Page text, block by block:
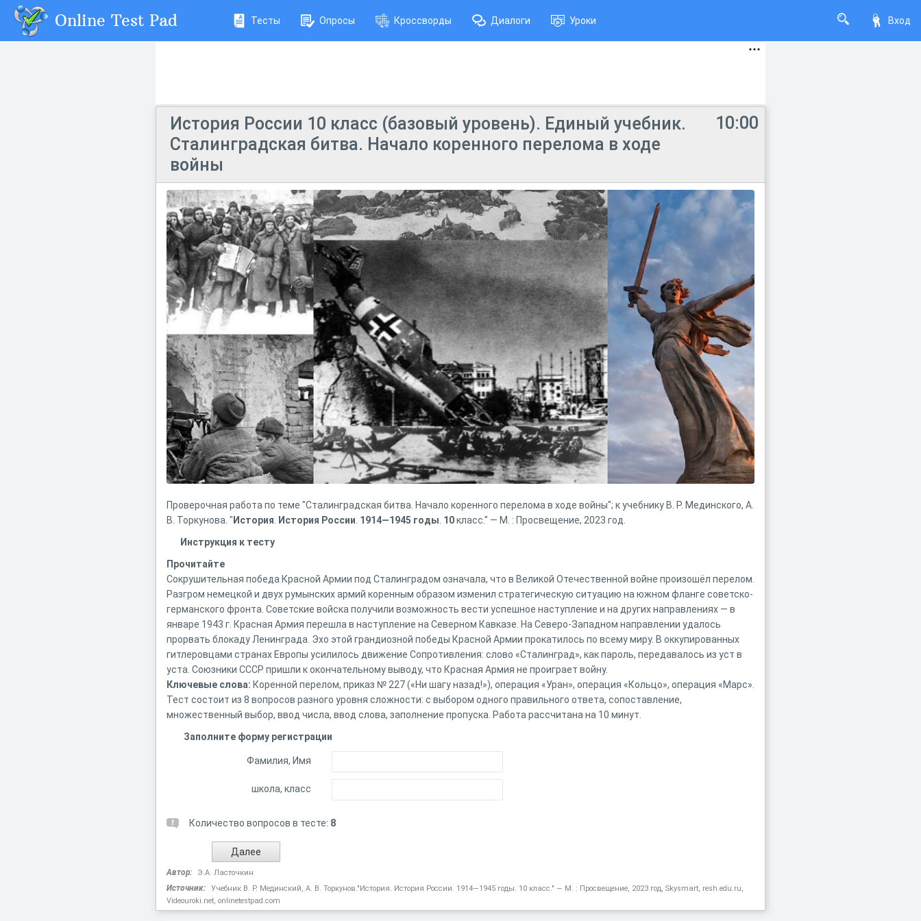
Вход
Online Test Pad Тесты Опросы Кроссворды Диалоги Уроки
10:00
История России 10 класс (базовый уровень). Единый учебник.
Сталинградская битва. Начало коренного перелома в ходе
войны
Проверочная работа по теме "Сталинградская битва. Начало коренного перелома в ходе войны"; к учебнику В. Р. Мединского, А.
В. Торкунова. " История История России 1914—1945 годы 10класс." — М. : Просвещение, 2023 год.
Инструкция к тесту
Прочитайте
Сокрушительная победа Красной Армии под Сталинградом означала, что в Великой Отечественной войне произошёл перелом.
Разгром немецкой и двух румынских армий коренным образом изменил стратегическую ситуацию на южном фланге советско-
германского фронта. Советские войска получили возможность вести успешное наступление и на других направлениях — в
январе 1943 г. Красная Армия перешла в наступление на Северном Кавказе. На Северо-Западном направлении удалось
прорвать блокаду Ленинграда. Эхо этой грандиозной победы Красной Армии прокатилось по всему миру. В оккупированных
гитлеровцами странах Европы усилилось движение Сопротивления: слово «Сталинград», как пароль, передавалось из уст в
уста. Союзники СССР пришли к окончательному выводу, что Красная Армия не проиграет войну.
Ключевые слова: Коренной перелом, приказ № 227 («Ни шагу назад!»), операция «Уран», операция «Кольцо», операция «Марс».
Тест состоит из 8 вопросов разного уровня сложности: с выбором одного правильного ответа, сопоставление,
множественный выбор, ввод числа, ввод слова, заполнение пропуска. Работа рассчитана на 10 минут.
Заполните форму регистрации
Фамилия, Имя
школа, класс
Количество вопросов в тесте: 8
Автор: Э.А. Ласточкин
Источник:
Учебник В. Р. Мединский, А. В. Торкунов."История. История России. 1914—1945 годы. 10 класс." — М. : Просвещение, 2023 год, Skysmart, resh.edu.ru,
Videouroki.net, onlinetestpad.com